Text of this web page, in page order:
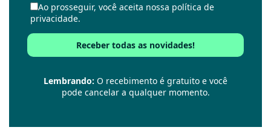
Ao prosseguir, você aceita nossa política de
privacidade.
Lembrando: O recebimento é gratuito e você
pode cancelar a qualquer momento.